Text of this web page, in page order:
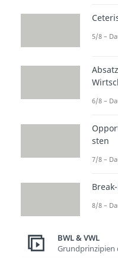
gelten
5/8 –
Absatz
6/8 –
sten
7/8 –
8/8 –
BWL & VWL
Grundprinzipien